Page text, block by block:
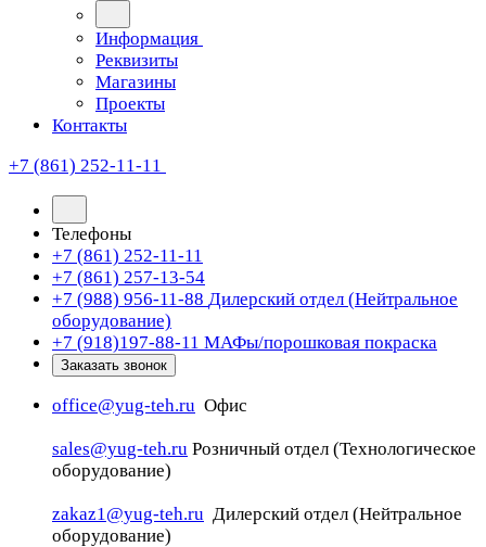
Информация
Реквизиты
Магазины
Проекты
Контакты
+7 (861) 252-11-11
Телефоны
+7 (861) 252-11-11
+7 (861) 257-13-54
+7 (988) 956-11-88 Дилерский отдел (Нейтральное
оборудование)
+7 (918)197-88-11 МАФы/порошковая покраска
Заказать звонок
office@yug-teh.ru Офис
sales@yug-teh.ru Розничный отдел (Технологическое
оборудование)
zakaz1@yug-teh.ru Дилерский отдел (Нейтральное
оборудование)